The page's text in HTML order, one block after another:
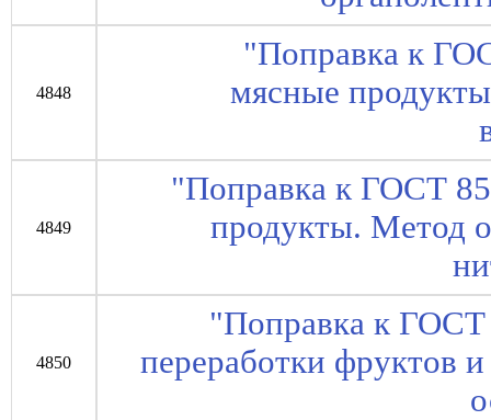
4848
"Поправка к
мясные
4849
"Поправка к ГОСТ
продукты. Метод
4850
"Поправка к
переработки фруктов